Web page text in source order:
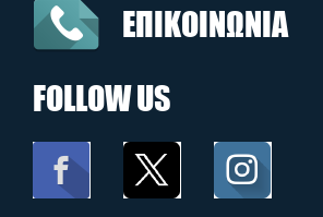
ΕΠΙΚΟΙΝΩΝΙΑ
FOLLOW US